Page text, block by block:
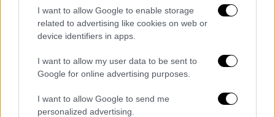
I want to allow Google to enable storage
related to advertising like cookies on web or
device identifiers in apps.
I want to allow my user data to be sent to
Google for online advertising purposes.
I want to allow Google to send me
personalized advertising.
Πλήρης απαλλαγή από τον ΕΝΦΙΑ
Πλήρηςαπαλλαγή από τον
οικογένειες που
είναιτρίτεκνεςήπολύτεκνεςή
ποσοστό 80%και άνω χορηγείται υπό τις